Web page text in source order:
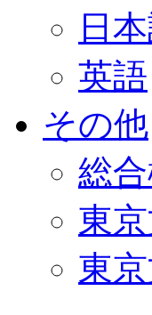
日
英語
その他
総
東
東